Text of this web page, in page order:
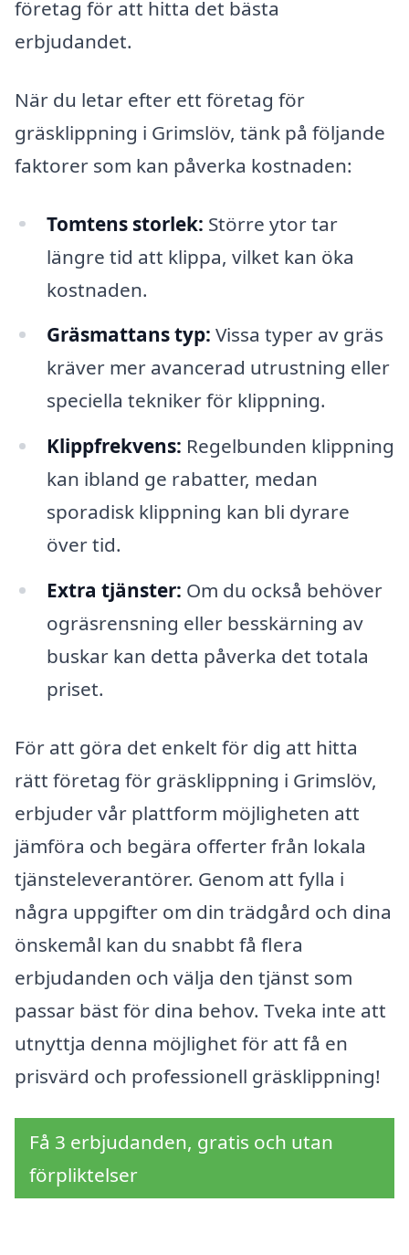
företag för att hitta det bästa
erbjudandet.
När du letar efter ett företag för
gräsklippning i Grimslöv, tänk på följande
faktorer som kan påverka kostnaden:
Tomtens storlek: Större ytor tar
längre tid att klippa, vilket kan öka
kostnaden.
Gräsmattans typ: Vissa typer av gräs
kräver mer avancerad utrustning eller
speciella tekniker för klippning.
Klippfrekvens: Regelbunden klippning
kan ibland ge rabatter, medan
sporadisk klippning kan bli dyrare
över tid.
Extra tjänster: Om du också behöver
ogräsrensning eller besskärning av
buskar kan detta påverka det totala
priset.
För att göra det enkelt för dig att hitta
rätt företag för gräsklippning i Grimslöv,
erbjuder vår plattform möjligheten att
jämföra och begära offerter från lokala
tjänsteleverantörer. Genom att fylla i
några uppgifter om din trädgård och dina
önskemål kan du snabbt få flera
erbjudanden och välja den tjänst som
passar bäst för dina behov. Tveka inte att
utnyttja denna möjlighet för att få en
prisvärd och professionell gräsklippning!
Få 3 erbjudanden, gratis och utan
förpliktelser